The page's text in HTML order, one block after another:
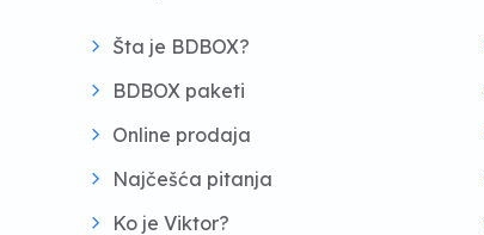
Šta je BDBOX?
BDBOX paketi
Online prodaja
Najčešća pitanja
Ko je Viktor?